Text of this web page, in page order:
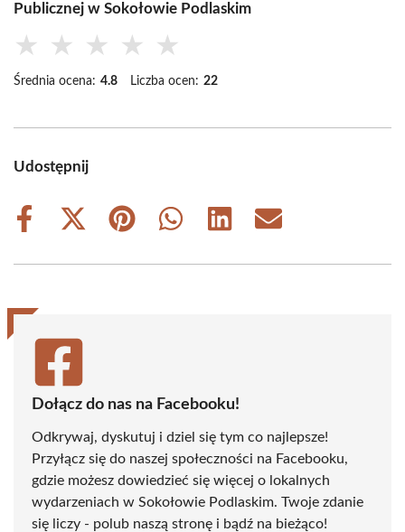
Publicznej w Sokołowie Podlaskim
★ ★ ★ ★ ★
Średnia ocena: 4.8 Liczba ocen: 22
Udostępnij
Share
Share
(Twitter)
Share
Share
Share
Share
Dołącz do nas na Facebooku!
Odkrywaj, dyskutuj i dziel się tym co najlepsze!
Przyłącz się do naszej społeczności na Facebooku,
gdzie możesz dowiedzieć się więcej o lokalnych
wydarzeniach w Sokołowie Podlaskim. Twoje zdanie
się liczy - polub naszą stronę i bądź na bieżąco!